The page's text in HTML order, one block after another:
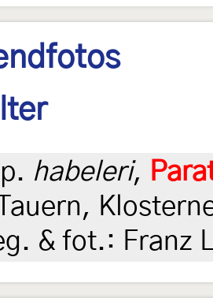
habeleri,
& fot.: Franz